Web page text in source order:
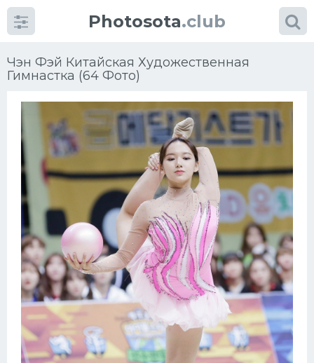
Photosota.club
Чэн Фэй Китайская Художественная
Гимнастка (64 Фото)
КатегорииФото
Еще картинки...
Футбол
Баскетбол
Хоккей
Велогонки
Конькобежный спорт